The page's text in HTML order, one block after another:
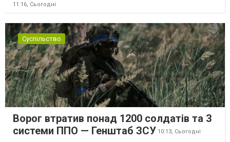
11:16, Сьогодні
Суспільство
Ворог втратив понад 1200 солдатів та 3
системи ППО — Генштаб ЗСУ 10:13, Сьогодні